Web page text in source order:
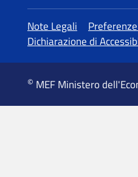
MEF Ministero